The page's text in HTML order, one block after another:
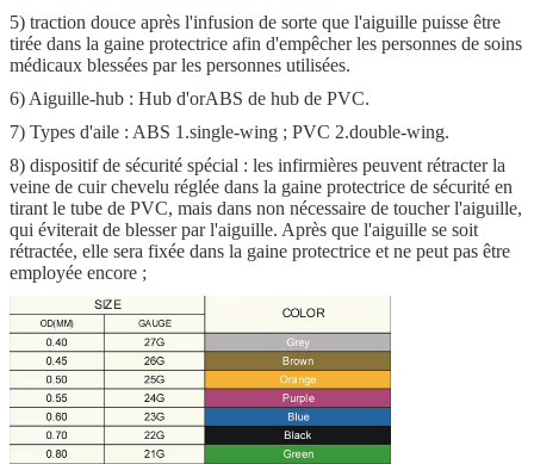
5) traction douce après l'infusion de sorte que l'aiguille puisse être
tirée dans la gaine protectrice afin d'empêcher les personnes de soins
médicaux blessées par les personnes utilisées.
6) Aiguille-hub : Hub d'orABS de hub de PVC.
7) Types d'aile : ABS 1.single-wing ; PVC 2.double-wing.
8) dispositif de sécurité spécial : les infirmières peuvent rétracter la
veine de cuir chevelu réglée dans la gaine protectrice de sécurité en
tirant le tube de PVC, mais dans non nécessaire de toucher l'aiguille,
qui éviterait de blesser par l'aiguille. Après que l'aiguille se soit
rétractée, elle sera fixée dans la gaine protectrice et ne peut pas être
employée encore ;